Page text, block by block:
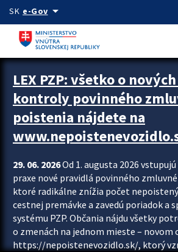
Preskocit na hlavný obsah
SK e-Govarrow_drop_down
Zastavit automatický posun upútavok
LEX PZP: všetko o
kontroly povinného
poistenia nájdete na
29. 06. 2026Od 1. augusta 2026
praxe nové pravidlá povinného
ktoré radikálne znížia počet
cestnej premávke a zavedú poriadok a
systému PZP. Občania nájdu všetky
o zmenách na jednom mieste –
https://nepoistenevozidlo.sk/, ktorý